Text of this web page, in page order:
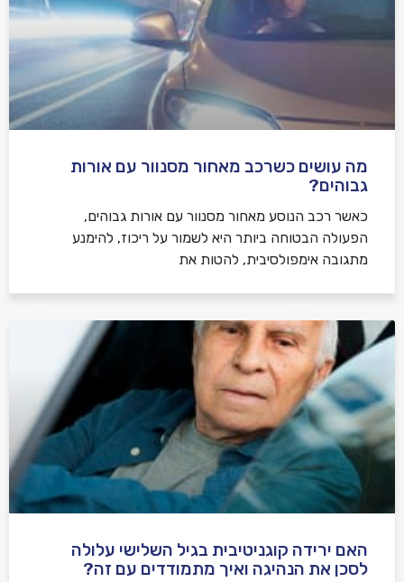
מה עושים כשרכב מאחור מסנוור עם אורות
גבוהים?
כאשר רכב הנוסע מאחור מסנוור עם אורות גבוהים,
הפעולה הבטוחה ביותר היא לשמור על ריכוז, להימנע
מתגובה אימפולסיבית, להטות את
האם ירידה קוגניטיבית בגיל השלישי עלולה
לסכן את הנהיגה ואיך מתמודדים עם זה?